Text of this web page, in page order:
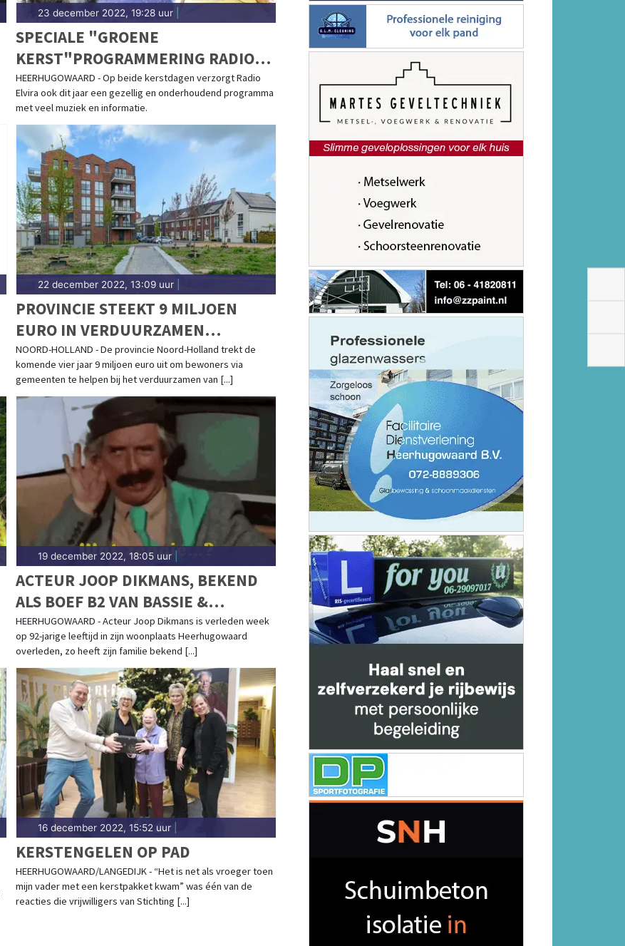
23 december 2022, 19:28 uur|
SPECIALE "GROENE
KERST"PROGRAMMERING RADIO
ELVIRA
HEERHUGOWAARD - Op beide kerstdagen verzorgt Radio
Elvira ook dit jaar een gezellig en onderhoudend programma
met veel muziek en informatie.
22 december 2022, 13:09 uur|
PROVINCIE STEEKT 9 MILJOEN
EURO IN VERDUURZAMEN
WONINGEN
NOORD-HOLLAND - De provincie Noord-Holland trekt de
komende vier jaar 9 miljoen euro uit om bewoners via
gemeenten te helpen bij het verduurzamen van [...]
19 december 2022, 18:05 uur|
ACTEUR JOOP DIKMANS, BEKEND
ALS BOEF B2 VAN BASSIE &
ADRIAAN, OVERLEDEN
HEERHUGOWAARD - Acteur Joop Dikmans is verleden week
op 92-jarige leeftijd in zijn woonplaats Heerhugowaard
overleden, zo heeft zijn familie bekend [...]
16 december 2022, 15:52 uur|
KERSTENGELEN OP PAD
HEERHUGOWAARD/LANGEDIJK - “Het is net als vroeger toen
mijn vader met een kerstpakket kwam” was één van de
reacties die vrijwilligers van Stichting [...]